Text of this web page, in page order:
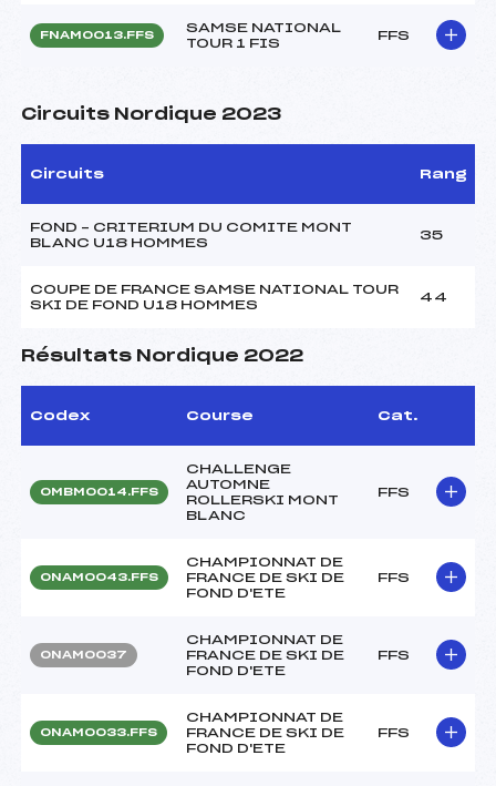
FNAM0013.FFS
SAMSE NATIONAL
TOUR 1 FIS
FFS
Circuits Nordique 2023
Circuits Rang
FOND – CRITERIUM DU COMITE MONT
BLANC U18 HOMMES
35
COUPE DE FRANCE SAMSE NATIONAL TOUR
SKI DE FOND U18 HOMMES
44
Résultats Nordique 2022
Codex Course Cat.
OMBM0014.FFS
CHALLENGE
AUTOMNE
ROLLERSKI MONT
BLANC
FFS
ONAM0043.FFS
CHAMPIONNAT DE
FRANCE DE SKI DE
FOND D'ETE
FFS
ONAM0037
CHAMPIONNAT DE
FRANCE DE SKI DE
FOND D'ETE
FFS
ONAM0033.FFS
CHAMPIONNAT DE
FRANCE DE SKI DE
FOND D'ETE
FFS